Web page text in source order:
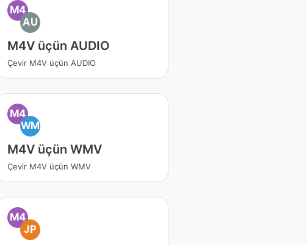
M4
AU
M4V üçün AUDIO
Çevir M4V üçün AUDIO
M4
WM
M4V üçün WMV
Çevir M4V üçün WMV
M4
JP